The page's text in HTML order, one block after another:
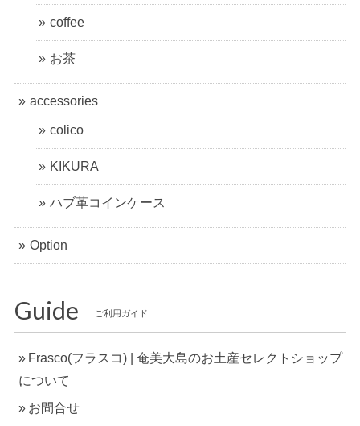
coffee
お茶
accessories
colico
KIKURA
ハブ革コインケース
Option
Guide ご利用ガイド
Frasco(フラスコ) | 奄美大島のお土産セレクトショップ
について
お問合せ